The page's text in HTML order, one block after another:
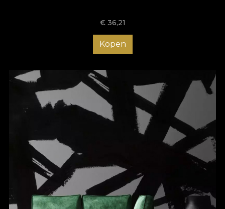
astfel că ai libertatea de a crea un decor pe gustul tău. Un tapet
poate face diferența și pentru tine, așa că bucură-te de un
spațiu cu totul special și surprinde-ți invitații. Îți oferim consiliere
la fiecare pas, așa că descoperă chiar acum colecțiile VLAdiLA
€ 36,21
Kopen